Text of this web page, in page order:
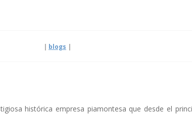
blogs |
histórica empresa piamontesa que desde el